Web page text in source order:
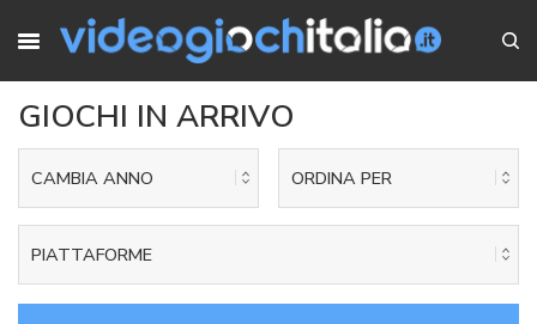
GIOCHI IN ARRIVO
CAMBIA ANNO ORDINA PER
PIATTAFORME